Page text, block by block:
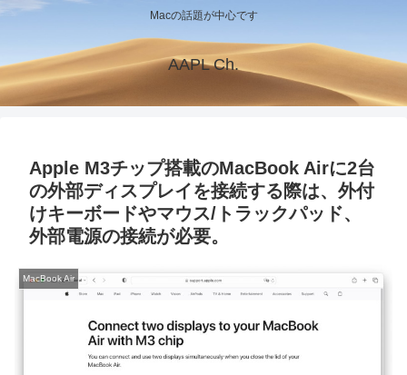
Macの話題が中心です
AAPL Ch.
Apple M3チップ搭載のMacBook Airに2台
の外部ディスプレイを接続する際は、外付
けキーボードやマウス/トラックパッド、
外部電源の接続が必要。
MacBook Air